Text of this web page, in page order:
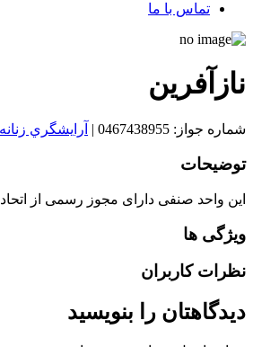
تماس با ما
نازآفرين
شماره جواز: 0467438955 | آرايشگري زنانه
توضیحات
این واحد صنفی دارای مجوز رسمی از
ویژگی ها
نظرات کاربران
دیدگاهتان را بنویسید